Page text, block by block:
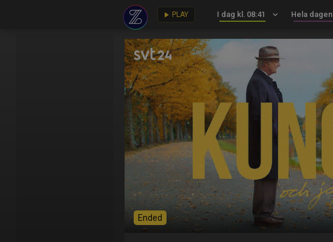
play_arrow PLAY I dag kl. 08:41 keyboard_arrow_down Hela dagen
Ended